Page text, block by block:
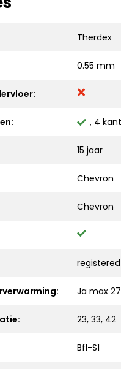
Therdex
0.55 mm
, 4
15 jaar
Chevron
Chevron
Ja max
23, 33, 42
Bfl-S1